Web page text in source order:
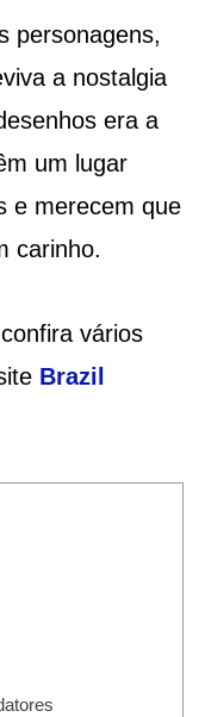
personagens,
a nostalgia
era a
um lugar
e merecem que
carinho.
vários
Brazil